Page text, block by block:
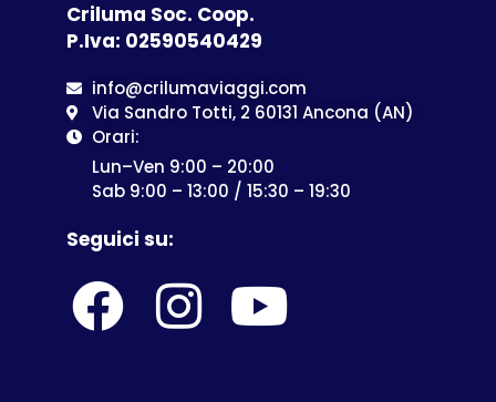
Criluma Soc. Coop.
P.Iva: 02590540429
info@crilumaviaggi.com
Via Sandro Totti, 2 60131 Ancona (AN)
Orari:
Lun–Ven 9:00 – 20:00
Sab 9:00 – 13:00 / 15:30 – 19:30
Seguici su: